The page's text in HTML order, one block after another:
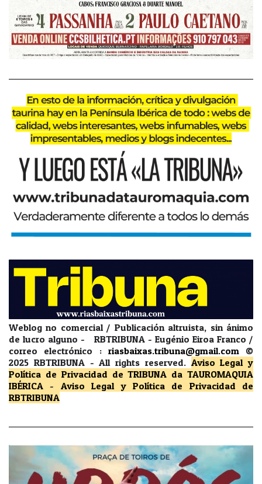
Weblog no comercial / Publicación altruista, sin ánimo
de lucro alguno - RBTRIBUNA - Eugénio Eiroa Franco /
correo electrónico : riasbaixas.tribuna@gmail.com
©
2025 RBTRIBUNA -All rights reserved. Aviso Legal y
Política de Privacidad de TRIBUNA da TAUROMAQUIA
IBÉRICA - Aviso Legal y Política de Privacidad
de
RBTRIBUNA